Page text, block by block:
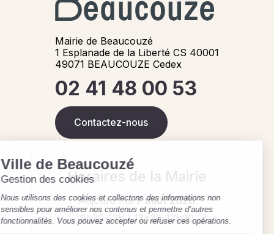
Mairie de Beaucouzé
1 Esplanade de la Liberté CS 40001
49071 BEAUCOUZE Cedex
02 41 48 00 53
Contactez-nous
Horaires de la Mairie
Aujourd'hui7 août 2026
8h30-12h / 13h30-17h30